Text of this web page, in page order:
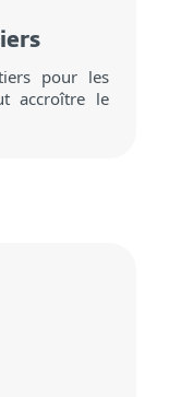
pour les
accroître le